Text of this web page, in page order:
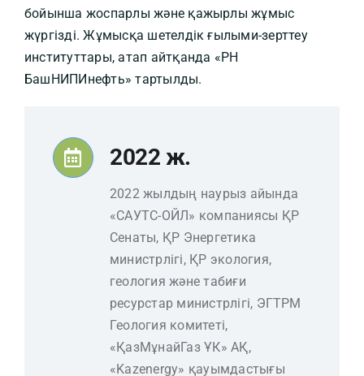
бойынша жоспарлы және қажырлы жұмыс
жүргізді. Жұмысқа шетелдік ғылыми-зерттеу
институттары, атап айтқанда «РН
БашНИПИнефть» тартылды.
2022 ж.
2022 жылдың наурыз айында
«САУТС-ОЙЛ» компаниясы ҚР
Сенаты, ҚР Энергетика
министрлігі, ҚР экология,
геология және табиғи
ресурстар министрлігі, ЭГТРМ
Геология комитеті,
«ҚазМұнайГаз ҰК» АҚ,
«Kazenergy» қауымдастығы